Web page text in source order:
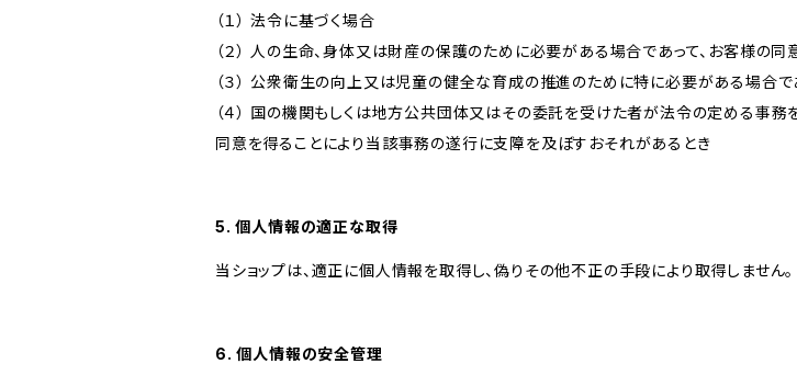
（１） 法令に基づく場合
（２） 人の生命、身体又は財産の保護のために必要がある場合であって、お客様の
（３） 公衆衛生の向上又は児童の健全な育成の推進のために特に必要がある場合
（４） 国の機関もしくは地方公共団体又はその委託を受けた者が法令の定める事
同意を得ることにより当該事務の遂行に支障を及ぼすおそれがあるとき
5. 個人情報の適正な取得
当ショップは、適正に個人情報を取得し、偽りその他不正の手段により取得しません。
6. 個人情報の安全管理